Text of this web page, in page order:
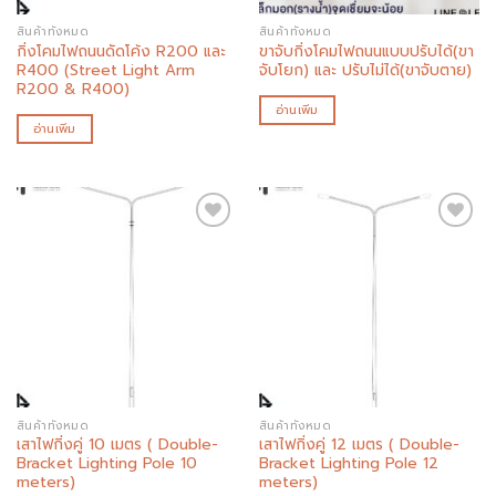
สินค้าทั้งหมด
กิ่งโคมไฟถนนดัดโค้ง R200 และ
R400 (Street Light Arm
R200 & R400)
อ่านเพิ่ม
สินค้าทั้งหมด
ขาจับกิ่งโคมไฟถนนแบบปรับได้(ขา
จับโยก) และ ปรับไม่ได้(ขาจับตาย)
อ่านเพิ่ม
สินค้าทั้งหมด
เสาไฟกิ่งคู่ 10 เมตร ( Double-
Bracket Lighting Pole 10
meters)
สินค้าทั้งหมด
เสาไฟกิ่งคู่ 12 เมตร ( Double-
Bracket Lighting Pole 12
meters)